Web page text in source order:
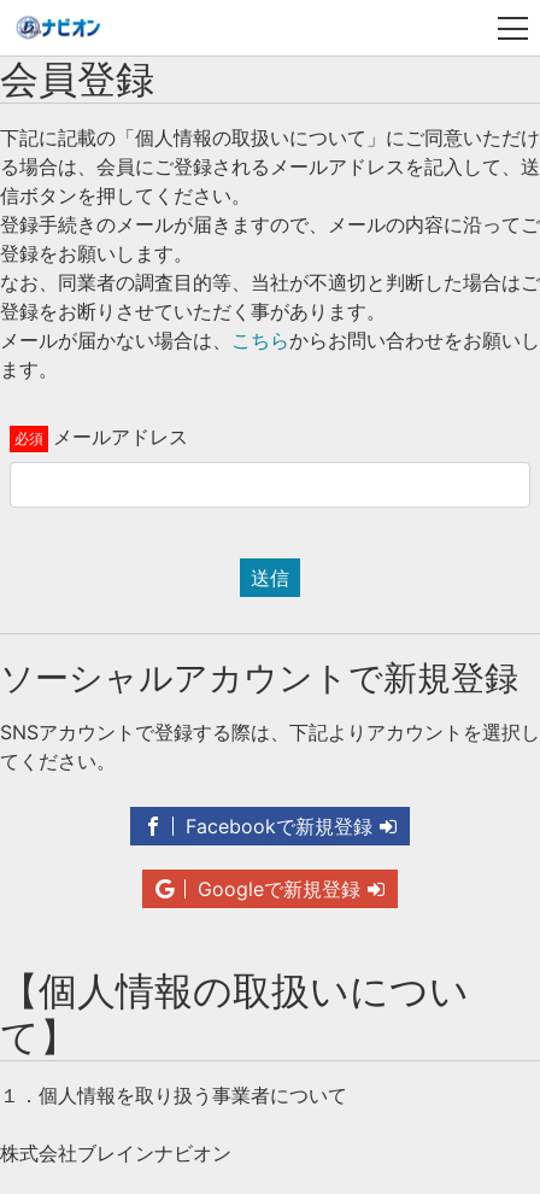
会員登録
下記に記載の「個人情報の取扱いについて」にご同意いただけ
る場合は、会員にご登録されるメールアドレスを記入して、送
信ボタンを押してください。
登録手続きのメールが届きますので、メールの内容に沿ってご
登録をお願いします。
なお、同業者の調査目的等、当社が不適切と判断した場合はご
登録をお断りさせていただく事があります。
メールが届かない場合は、 こちらからお問い合わせをお願いし
ます。
メールアドレス
送信
ソーシャルアカウントで新規登録
SNSアカウントで登録する際は、下記よりアカウントを選択し
てください。
Facebookで新規登録
Googleで新規登録
【個人情報の取扱いについ
て】
１．個人情報を取り扱う事業者について
株式会社ブレインナビオン